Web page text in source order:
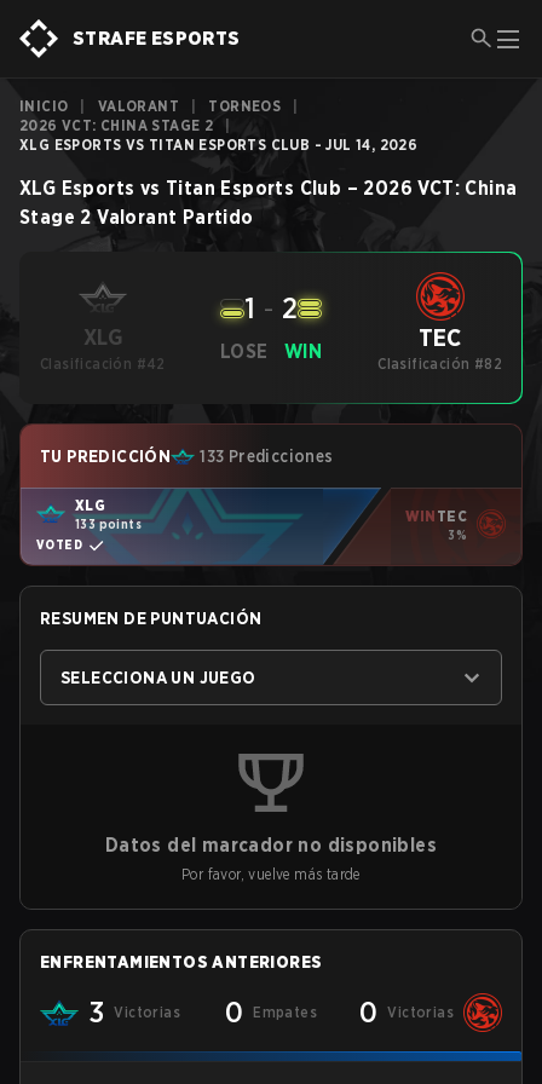
STRAFE ESPORTS
INICIO VALORANT TORNEOS
2026 VCT: CHINA STAGE 2
XLG ESPORTS VS TITAN ESPORTS CLUB - JUL 14, 2026
XLG Esports vs Titan Esports Club – 2026 VCT: China
Stage 2 Valorant Partido
XLG
Clasificación #42
LOSE
1 - 2
WIN TEC
Clasificación #82
TU PREDICCIÓN 133 Predicciones
XLG
133 points
VOTED
WIN TEC
3%
RESUMEN DE PUNTUACIÓN
SELECCIONA UN JUEGO
Datos del marcador no disponibles
Por favor, vuelve más tarde
ENFRENTAMIENTOS ANTERIORES
3 Victorias 0 Empates 0 Victorias